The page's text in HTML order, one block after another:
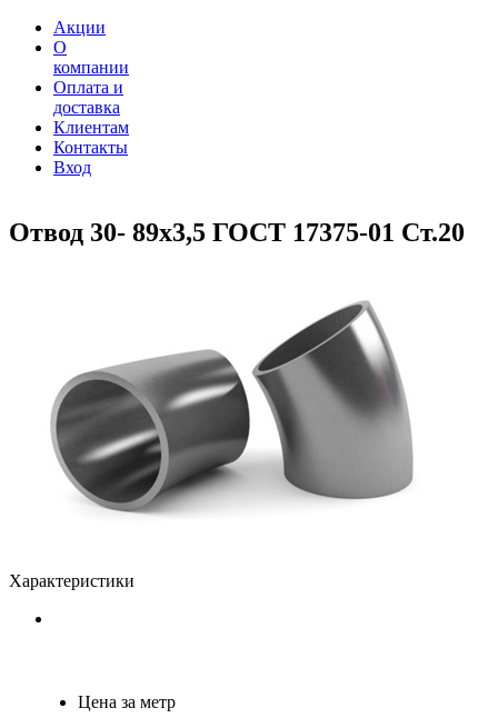
Акции
О
компании
Оплата и
доставка
Клиентам
Контакты
Вход
Отвод 30- 89x3,5 ГОСТ 17375-01 Ст.20
Характеристики
Цена за метр